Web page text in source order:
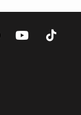
Y
o
T
i